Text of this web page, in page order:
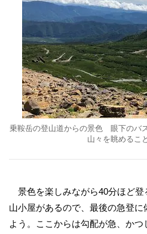
乗鞍岳の登山道からの景色 眼下のバ
山々を眺めるこ
景色を楽しみながら40分ほど登
山小屋があるので、最後の急登
よう。ここからは勾配が急、か